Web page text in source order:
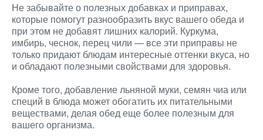
Не забывайте о полезных добавках и приправах,
которые помогут разнообразить вкус вашего обеда и
при этом не добавят лишних калорий. Куркума,
имбирь, чеснок, перец чили — все эти приправы не
только придают блюдам интересные оттенки вкуса, но
и обладают полезными свойствами для здоровья.
Кроме того, добавление льняной муки, семян чиа или
специй в блюда может обогатить их питательными
веществами, делая обед еще более полезным для
вашего организма.